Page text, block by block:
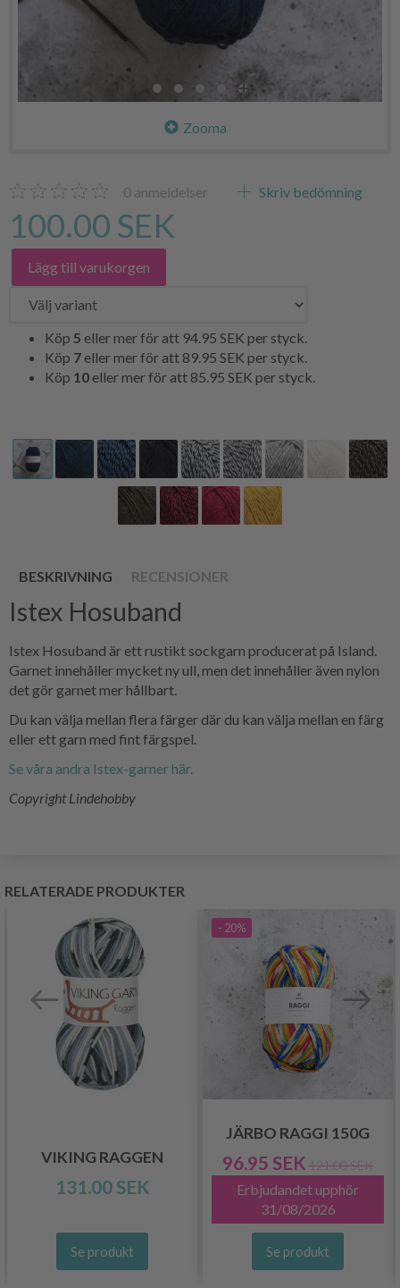
Zooma
0 anmeldelser Skriv bedömning
100.00 SEK
Lägg till varukorgen
Köp 5 eller mer för att 94.95 SEK per styck.
Köp 7 eller mer för att 89.95 SEK per styck.
Köp 10 eller mer för att 85.95 SEK per styck.
BESKRIVNING RECENSIONER
Istex Hosuband
Istex Hosuband är ett rustikt sockgarn producerat på Island.
Garnet innehåller mycket ny ull, men det innehåller även nylon
det gör garnet mer hållbart.
Du kan välja mellan flera färger där du kan välja mellan en färg
eller ett garn med fint färgspel.
Se våra andra Istex-garner här.
Copyright Lindehobby
RELATERADE PRODUKTER
VIKING RAGGEN
131.00 SEK
Se produkt
- 20%
JÄRBO RAGGI 150G
96.95 SEK 121.00 SEK
Erbjudandet upphör
31/08/2026
Se produkt